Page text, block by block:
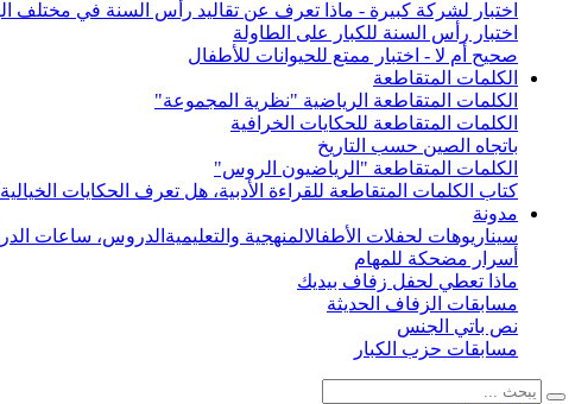
اختبار لشركة كبيرة - ماذا تعرف عن تقاليد رأس السنة في مختلف
اختبار رأس السنة للكبار على الطاولة
صحيح أم لا - اختبار ممتع للحيوانات للأطفال
الكلمات المتقاطعة
الكلمات المتقاطعة الرياضية "نظرية المجموعة"
الكلمات المتقاطعة للحكايات الخرافية
باتجاه الصين حسب التاريخ
الكلمات المتقاطعة "الرياضيون الروس"
كتاب الكلمات المتقاطعة للقراءة الأدبية، هل تعرف الحكايات
مدونة
سيناريوهات لحفلات الأطفالالمنهجية والتعليمية الدروس، ساعات
أسرار مضحكة للمهام
ماذا تعطي لحفل زفاف بيديك
مسابقات الزفاف الحديثة
نص باتي الجنس
مسابقات حزب الكبار